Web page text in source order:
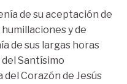
de su aceptación de
y de
de sus largas horas
Santísimo
Corazón de Jesús